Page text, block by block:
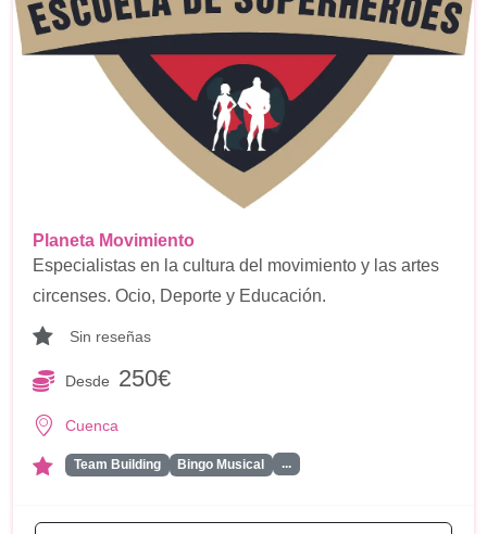
Planeta Movimiento
Especialistas en la cultura del movimiento y las artes
circenses. Ocio, Deporte y Educación.
Sin reseñas
Desde 250€
Cuenca
Team Building Bingo Musical ...